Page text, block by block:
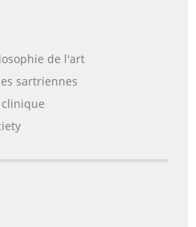
de l'art
sartriennes
clinique